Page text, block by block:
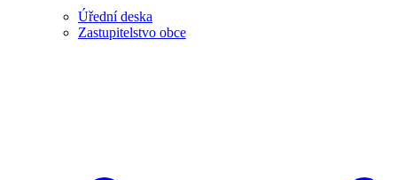
Úřední deska
Zastupitelstvo obce